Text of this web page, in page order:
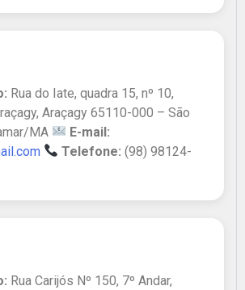
Rua do Iate, quadra 15, nº 10,
Araçagy 65110-000 – São
MA
E-mail:
Telefone: (98) 98124-
Rua Carijós Nº 150, 7º Andar,